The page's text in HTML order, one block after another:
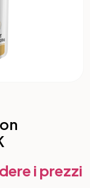
i prezzi